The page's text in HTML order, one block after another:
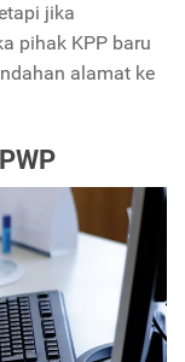
jika
pihak KPP baru
alamat ke